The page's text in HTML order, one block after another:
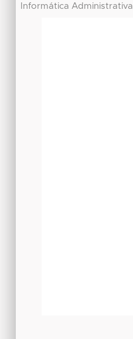
Informática Administrativa